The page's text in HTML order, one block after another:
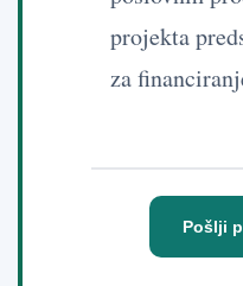
projekta
za
Pošlji